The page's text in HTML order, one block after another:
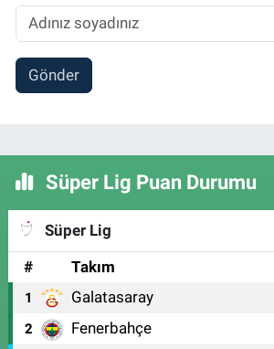
Gönder
Süper Lig Puan Durumu
Süper Lig
#
Takım
1 Galatasaray
2 Fenerbahçe